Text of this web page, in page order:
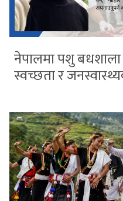
नेपालमा पशु
स्वच्छता र